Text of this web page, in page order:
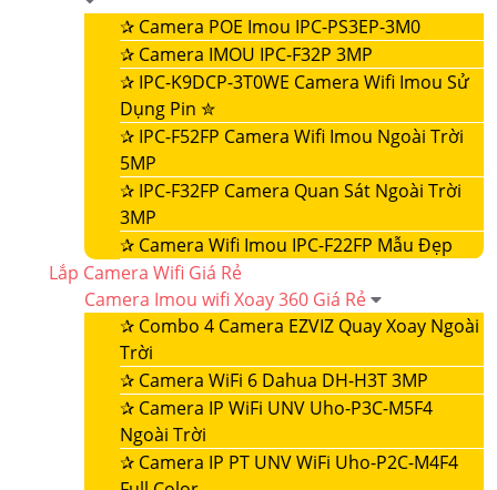
✰ Camera POE Imou IPC-PS3EP-3M0
✰ Camera IMOU IPC-F32P 3MP
✰ IPC-K9DCP-3T0WE Camera Wifi Imou Sử
Dụng Pin ✮
✰ IPC-F52FP Camera Wifi Imou Ngoài Trời
5MP
✰ IPC-F32FP Camera Quan Sát Ngoài Trời
3MP
✰ Camera Wifi Imou IPC-F22FP Mẫu Đẹp
Lắp Camera Wifi Giá Rẻ
Camera Imou wifi Xoay 360 Giá Rẻ
✰ Combo 4 Camera EZVIZ Quay Xoay Ngoài
Trời
✰ Camera WiFi 6 Dahua DH-H3T 3MP
✰ Camera IP WiFi UNV Uho-P3C-M5F4
Ngoài Trời
✰ Camera IP PT UNV WiFi Uho-P2C-M4F4